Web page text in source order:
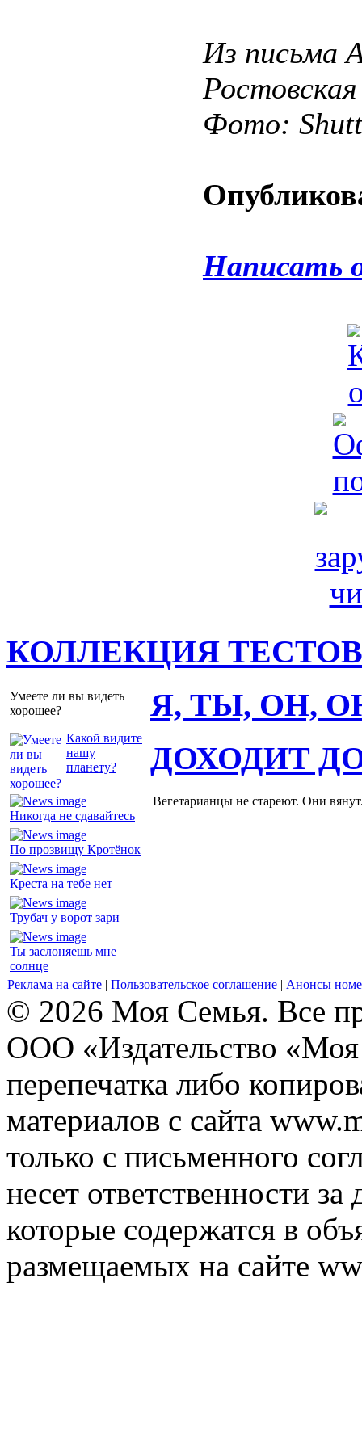
Из письма
Фото:
Написать
КОЛЛЕКЦИЯ ТЕСТОВ
Умеете ли вы видеть
хорошее?
Какой видите
нашу
планету?
Я, ТЫ, ОН,
Никогда не сдавайтесь
По прозвищу Кротёнок
Креста на тебе нет
Трубач у ворот зари
Ты заслоняешь мне
солнце
ДОХОДИТ
Вегетарианцы не стареют. Они
Реклама на сайте | Пользовательское соглашение | Анонсы
© 2026 Моя Семья. Все
ООО «Издательство
перепечатка либо
материалов с сайта
только с письменного
несет ответственности
которые содержатся в
размещаемых на сайте